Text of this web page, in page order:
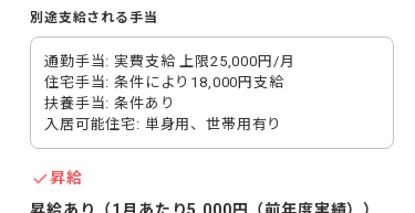
別途支給される手当
通勤手当: 実費支給 上限25,000円/月
住宅手当: 条件により18,000円支給
扶養手当: 条件あり
入居可能住宅: 単身用、世帯用有り
昇給